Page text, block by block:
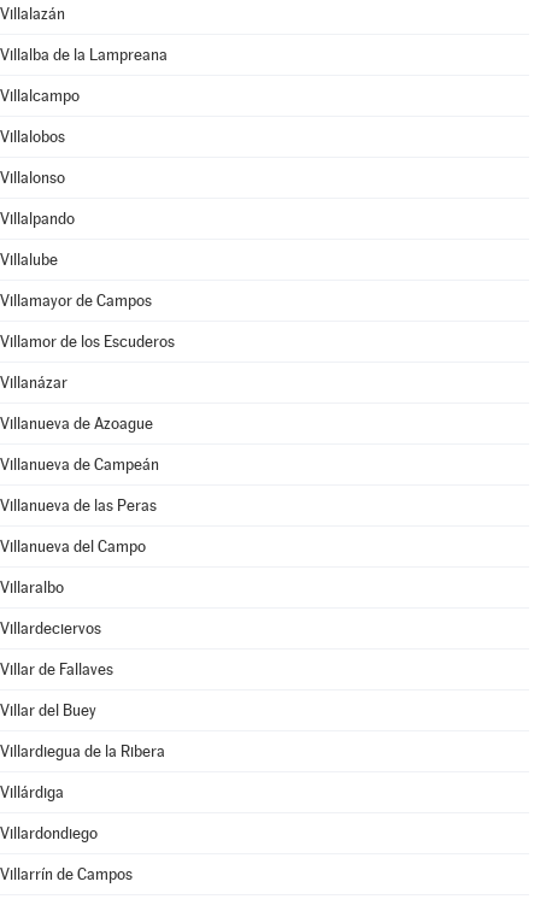
Villalazán
Villalba de la Lampreana
Villalcampo
Villalobos
Villalonso
Villalpando
Villalube
Villamayor de Campos
Villamor de los Escuderos
Villanázar
Villanueva de Azoague
Villanueva de Campeán
Villanueva de las Peras
Villanueva del Campo
Villaralbo
Villardeciervos
Villar de Fallaves
Villar del Buey
Villardiegua de la Ribera
Villárdiga
Villardondiego
Villarrín de Campos